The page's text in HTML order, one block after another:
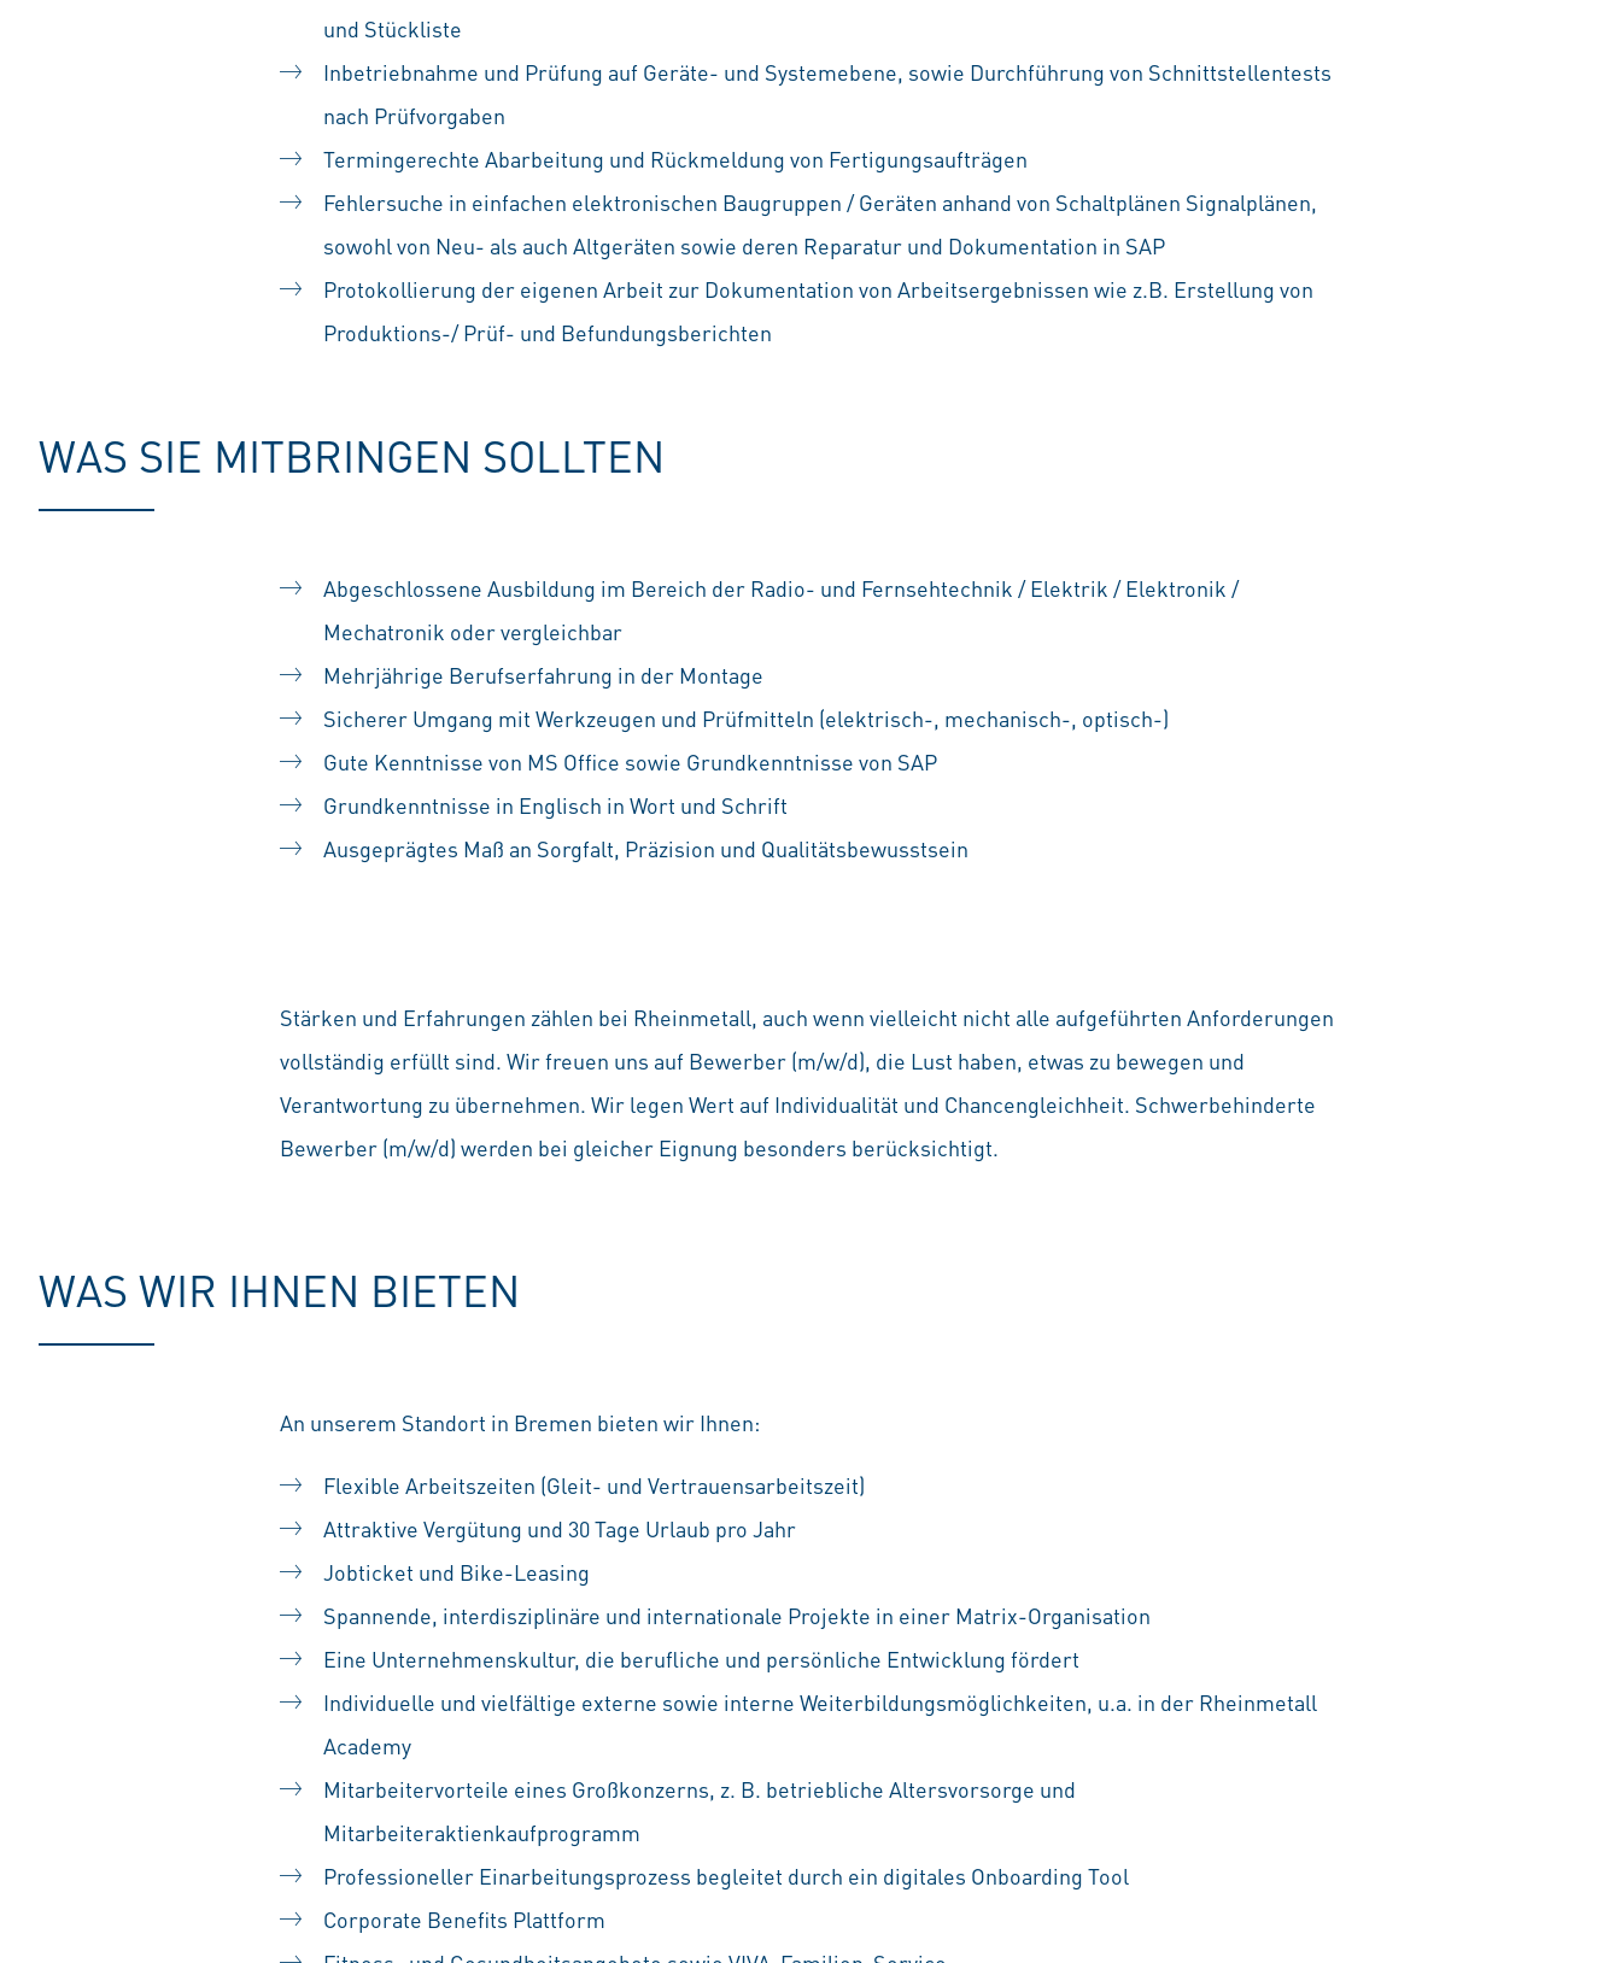
und Stückliste
Inbetriebnahme und Prüfung auf Geräte- und Systemebene, sowie Durchführung von Schnittstellentests
nach Prüfvorgaben
Termingerechte Abarbeitung und Rückmeldung von Fertigungsaufträgen
Fehlersuche in einfachen elektronischen Baugruppen / Geräten anhand von Schaltplänen Signalplänen,
sowohl von Neu- als auch Altgeräten sowie deren Reparatur und Dokumentation in SAP
Protokollierung der eigenen Arbeit zur Dokumentation von Arbeitsergebnissen wie z.B. Erstellung von
Produktions-/ Prüf- und Befundungsberichten
WAS SIE MITBRINGEN SOLLTEN
Abgeschlossene Ausbildung im Bereich der Radio- und Fernsehtechnik / Elektrik / Elektronik /
Mechatronik oder vergleichbar
Mehrjährige Berufserfahrung in der Montage
Sicherer Umgang mit Werkzeugen und Prüfmitteln (elektrisch-, mechanisch-, optisch-)
Gute Kenntnisse von MS Office sowie Grundkenntnisse von SAP
Grundkenntnisse in Englisch in Wort und Schrift
Ausgeprägtes Maß an Sorgfalt, Präzision und Qualitätsbewusstsein
Stärken und Erfahrungen zählen bei Rheinmetall, auch wenn vielleicht nicht alle aufgeführten Anforderungen
vollständig erfüllt sind. Wir freuen uns auf Bewerber (m/w/d), die Lust haben, etwas zu bewegen und
Verantwortung zu übernehmen. Wir legen Wert auf Individualität und Chancengleichheit. Schwerbehinderte
Bewerber (m/w/d) werden bei gleicher Eignung besonders berücksichtigt.
WAS WIR IHNEN BIETEN
An unserem Standort in Bremen bieten wir Ihnen:
Flexible Arbeitszeiten (Gleit- und Vertrauensarbeitszeit)
Attraktive Vergütung und 30 Tage Urlaub pro Jahr
Jobticket und Bike-Leasing
Spannende, interdisziplinäre und internationale Projekte in einer Matrix-Organisation
Eine Unternehmenskultur, die berufliche und persönliche Entwicklung fördert
Individuelle und vielfältige externe sowie interne Weiterbildungsmöglichkeiten, u.a. in der Rheinmetall
Academy
Mitarbeitervorteile eines Großkonzerns, z. B. betriebliche Altersvorsorge und
Mitarbeiteraktienkaufprogramm
Professioneller Einarbeitungsprozess begleitet durch ein digitales Onboarding Tool
Corporate Benefits Plattform